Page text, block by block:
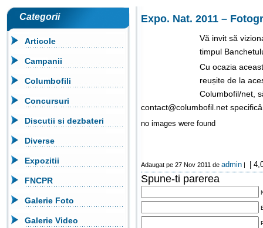
Categorii
Articole
Campanii
Columbofili
Concursuri
Discutii si dezbateri
Diverse
Expozitii
FNCPR
Galerie Foto
Galerie Video
Expo. Nat. 2011 –
Vă invit să
timpul
Cu ocazia
reușite de la
Columbofil/net,
contact@columbofil.net
no images were found
Adaugat pe 27 Nov 2011 de admin | |
Spune-ti parerea